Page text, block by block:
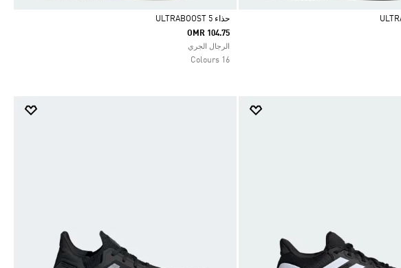
Selected
حذاء ULTRABOOST 5
OMR 104.75
الرجال الجري
16 Colours